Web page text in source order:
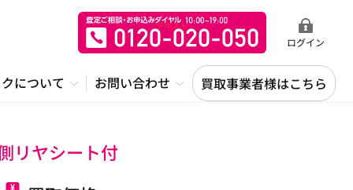
ログイン
について お問い合わせ 買取事業者様はこちら
リヤシート付